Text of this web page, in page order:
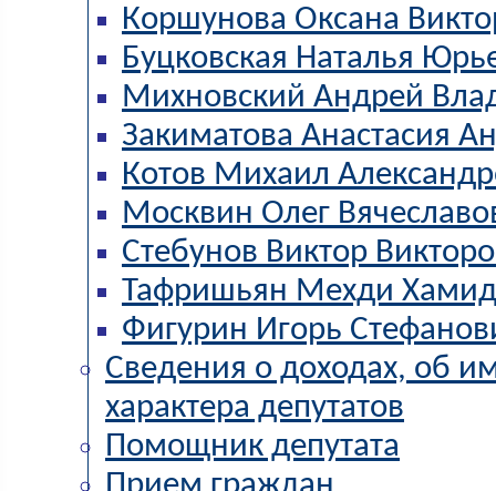
Коршунова Оксана
Буцковская Наталья
Михновский Андрей
Закиматова Анастасия
Котов Михаил
Москвин Олег
Стебунов Виктор
Тафришьян Мехди
Фигурин Игорь
Сведения о доходах, об
характера депутатов
Помощник депутата